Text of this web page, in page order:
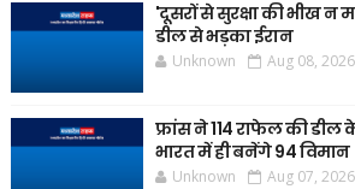
'दूसरों से सुरक्षा की भीख न
डील से भड़का ईरान
Unknown Aug 08, 2026
फ्रांस ने 114 राफेल की डील
भारत में ही बनेंगे 94 विमान
Unknown Aug 07, 2026